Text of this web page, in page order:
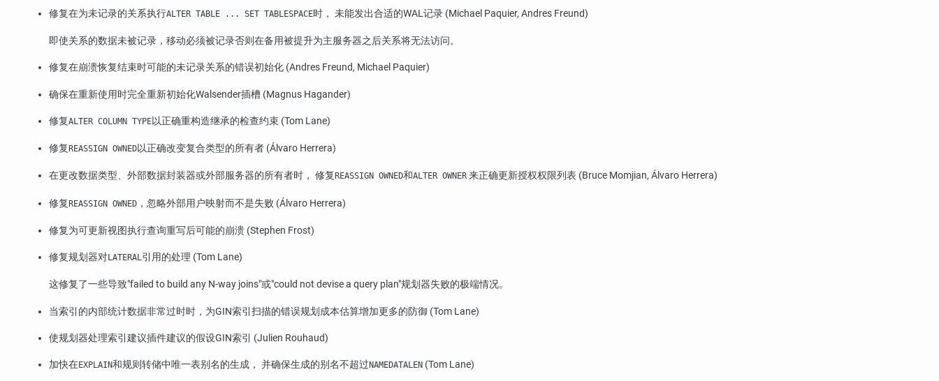
修复在为未记录的关系执行ALTER TABLE ... SET TABLESPACE时， 未能发出合适的WAL记录 (Michael Paquier, Andres Freund)
即使关系的数据未被记录，移动必须被记录否则在备用被提升为主服务器之后关系将无法访问。
修复在崩溃恢复结束时可能的未记录关系的错误初始化 (Andres Freund, Michael Paquier)
确保在重新使用时完全重新初始化Walsender插槽 (Magnus Hagander)
修复ALTER COLUMN TYPE以正确重构造继承的检查约束 (Tom Lane)
修复 REASSIGN OWNED以正确改变复合类型的所有者 (Álvaro Herrera)
在更改数据类型、外部数据封装器或外部服务器的所有者时， 修复 REASSIGN OWNED和ALTER OWNER 来正确更新授权权限列表 (Bruce Momjian, Álvaro Herrera)
修复REASSIGN OWNED ，忽略外部用户映射而不是失败 (Álvaro Herrera)
修复为可更新视图执行查询重写后可能的崩溃 (Stephen Frost)
修复规划器对LATERAL引用的处理 (Tom Lane)
这修复了一些导致"failed to build any N-way joins"或"could not devise a query plan"规划器失败的极端情况。
当索引的内部统计数据非常过时时，为GIN索引扫描的错误规划成本估算增加更多的防御 (Tom Lane)
使规划器处理索引建议插件建议的假设GIN索引 (Julien Rouhaud)
加快在EXPLAIN和规则转储中唯一表别名的生成， 并确保生成的别名不超过 NAMEDATALEN (Tom Lane)